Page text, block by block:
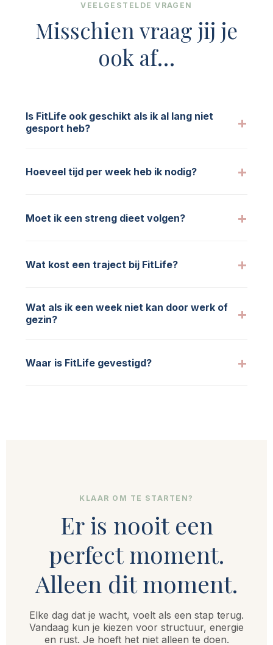
VEELGESTELDE VRAGEN
Misschien vraag jij je
ook af…
Is FitLife ook geschikt als ik al lang niet
gesport heb?
Hoeveel tijd per week heb ik nodig?
Moet ik een streng dieet volgen?
Wat kost een traject bij FitLife?
Wat als ik een week niet kan door werk of
gezin?
Waar is FitLife gevestigd?
KLAAR OM TE STARTEN?
Er is nooit een
perfect moment.
Alleen dit moment.
Elke dag dat je wacht, voelt als een stap terug.
Vandaag kun je kiezen voor structuur, energie
en rust. Je hoeft het niet alleen te doen.